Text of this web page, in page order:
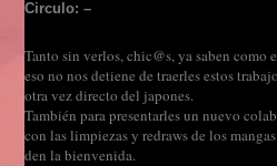
Circulo: –
Tanto sin verlos, chic@s, ya saben como
eso no nos detiene de traerles estos
otra vez directo del japones.
También para presentarles un nuevo
con las limpiezas y redraws de los
den la bienvenida.